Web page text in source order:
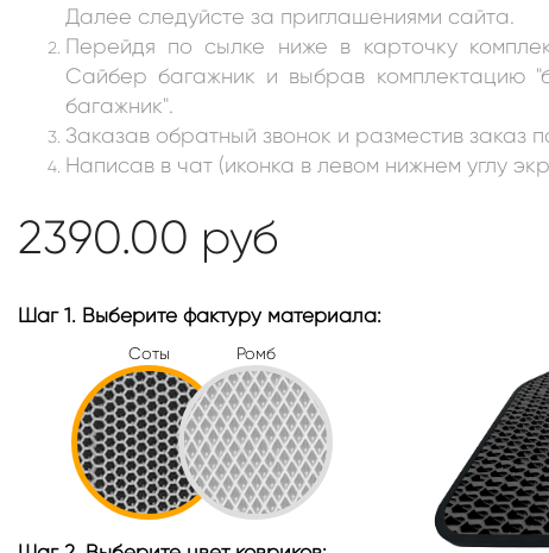
Далее следуйсте за приглашениями сайта.
Перейдя по сылке ниже в карточку
Сайбер багажник и выбрав комплектацию
багажник".
Заказав обратный звонок и разместив заказ
Написав в чат (иконка в левом нижнем углу
2390.00 руб
Шаг 1. Выберите фактуру материала:
Соты Ромб